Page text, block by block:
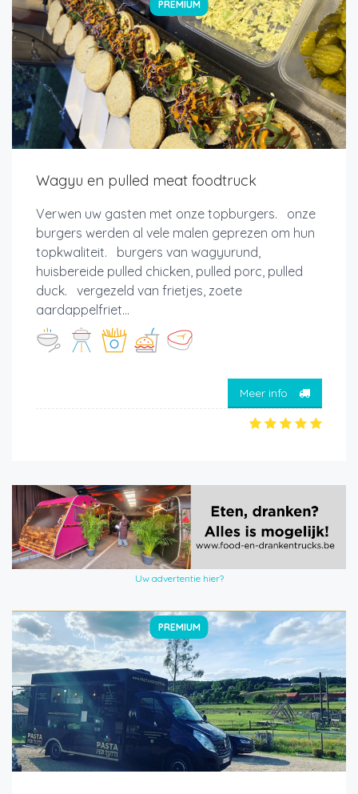
PREMIUM
Wagyu en pulled meat foodtruck
Verwen uw gasten met onze topburgers. onze
burgers werden al vele malen geprezen om hun
topkwaliteit. burgers van wagyurund,
huisbereide pulled chicken, pulled porc, pulled
duck. vergezeld van frietjes, zoete
aardappelfriet...
Meer info
Uw advertentie hier?
PREMIUM